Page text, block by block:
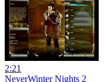
2:21
NeverWinter Nights 2